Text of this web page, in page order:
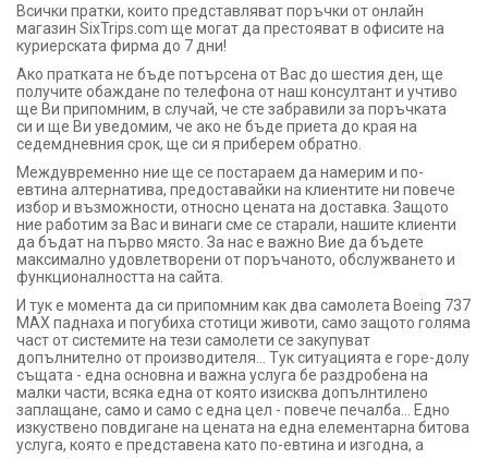
Всички пратки, които представляват поръчки от онлайн
магазин SixTrips.com ще могат да престояват в офисите на
куриерската фирма до 7 дни!
Ако пратката не бъде потърсена от Вас до шестия ден, ще
получите обаждане по телефона от наш консултант и учтиво
ще Ви припомним, в случай, че сте забравили за поръчката
си и ще Ви уведомим, че ако не бъде приета до края на
седемдневния срок, ще си я приберем обратно.
Междувременно ние ще се постараем да намерим и по-
евтина алтернатива, предоставайки на клиентите ни повече
избор и възможности, относно цената на доставка. Защото
ние работим за Вас и винаги сме се старали, нашите клиенти
да бъдат на първо място. За нас е важно Вие да бъдете
максимално удовлетворени от поръчаното, обслужването и
функционалността на сайта.
И тук е момента да си припомним как два самолета Boeing 737
MAX паднаха и погубиха стотици животи, само защото голяма
част от системите на тези самолети се закупуват
допълнително от производителя... Тук ситуацията е горе-долу
същата - една основна и важна услуга бе раздробена на
малки части, всяка една от която изисква допълнтилено
заплащане, само и само с една цел - повече печалба... Едно
изкуствено повдигане на цената на една елементарна битова
услуга, която е представена като по-евтина и изгодна, а